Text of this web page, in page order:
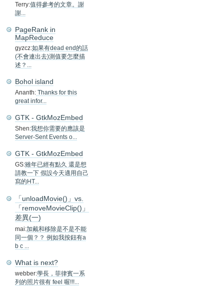
Terry:值得參考的文章。謝
謝...
PageRank in
MapReduce
gyzcz:如果有dead end的話
(不會連出去)測值要怎麼描
述？...
Bohol island
Ananth: Thanks for this
great infor...
GTK - GtkMozEmbed
Shen:我想你需要的應該是
Server-Sent Events o...
GTK - GtkMozEmbed
GS:雖年已經有點久 還是想
請教一下 假設今天適用自己
寫的HT...
「unloadMovie()」vs.
「removeMovieClip()」
差異(一)
mai:加戴和移除是不是不能
同一個？？ 例如我按鈕有a
b c ...
What is next?
webber:學長，菲律賓一系
列的照片很有 feel 喔!!!...